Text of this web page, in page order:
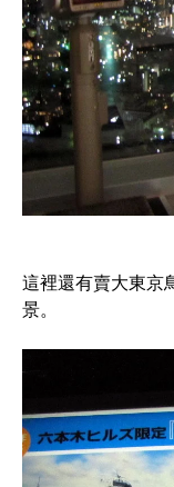
這裡還有賣大東京
景。